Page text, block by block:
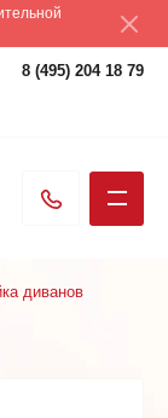
8 (495) 204 18 79
диванов